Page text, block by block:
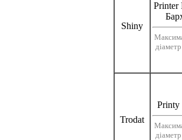
Shiny
Printer
Trodat
Printy